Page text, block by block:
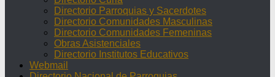
Directorio Parroquias y Sacerdotes
Directorio Comunidades Masculinas
Directorio Comunidades Femeninas
Obras Asistenciales
Directorio Institutos Educativos
Webmail